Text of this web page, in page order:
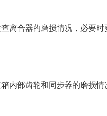
离合器的磨损情况，必要时
内部齿轮和同步器的磨损